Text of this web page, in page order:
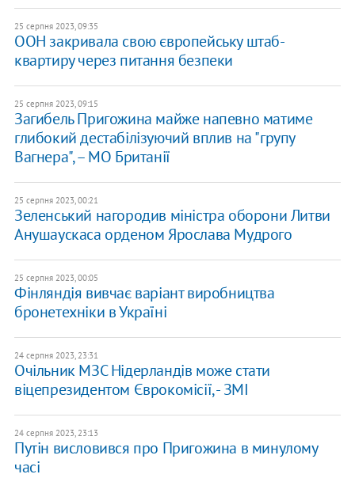
25 серпня 2023, 09:35
ООН закривала свою європейську штаб-
квартиру через питання безпеки
25 серпня 2023, 09:15
Загибель Пригожина майже напевно матиме
глибокий дестабілізуючий вплив на "групу
Вагнера", – МО Британії
25 серпня 2023, 00:21
Зеленський нагородив міністра оборони Литви
Анушаускаса орденом Ярослава Мудрого
25 серпня 2023, 00:05
Фінляндія вивчає варіант виробництва
бронетехніки в Україні
24 серпня 2023, 23:31
Очільник МЗС Нідерландів може стати
віцепрезидентом Єврокомісії, - ЗМІ
24 серпня 2023, 23:13
Путін висловився про Пригожина в минулому
часі